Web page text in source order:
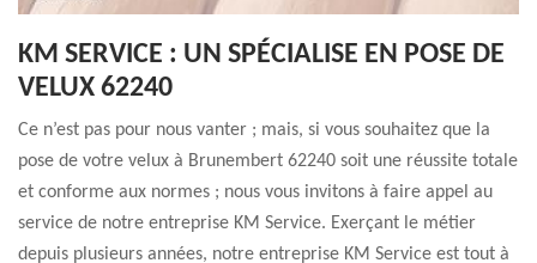
KM SERVICE : UN SPÉCIALISE EN POSE DE
VELUX 62240
Ce n’est pas pour nous vanter ; mais, si vous souhaitez que la
pose de votre velux à Brunembert 62240 soit une réussite totale
et conforme aux normes ; nous vous invitons à faire appel au
service de notre entreprise KM Service. Exerçant le métier
depuis plusieurs années, notre entreprise KM Service est tout à